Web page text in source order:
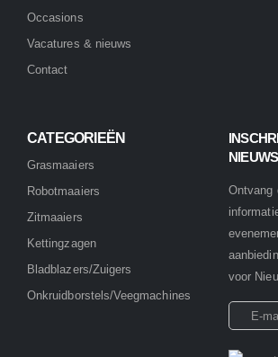
Occasions
Vacatures & nieuws
Contact
CATEGORIEËN
Grasmaaiers
Robotmaaiers
Zitmaaiers
Kettingzagen
Bladblazers/Zuigers
Onkruidborstels/Veegmachines
Ontvang
voor